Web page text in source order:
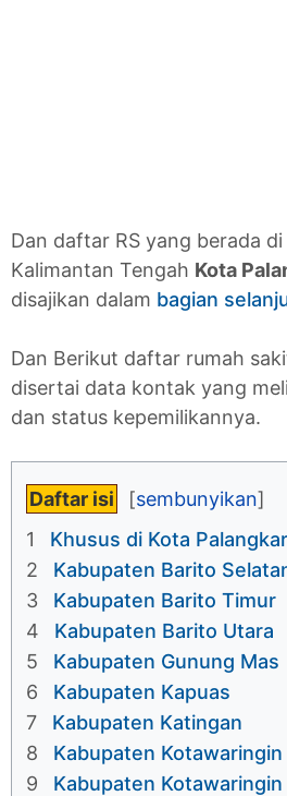
Dan daftar RS yang berada
Kalimantan Tengah Kota
disajikan dalam bagian
Dan Berikut daftar rumah
disertai data kontak yang
dan status kepemilikannya.
Daftar isi
1
Khusus di Kota
2
Kabupaten Barito
3
Kabupaten Barito Timur
4
Kabupaten Barito Utara
5
Kabupaten Gunung Mas
6
Kabupaten Kapuas
7
Kabupaten Katingan
8
Kabupaten Kotawaringin
9
Kabupaten